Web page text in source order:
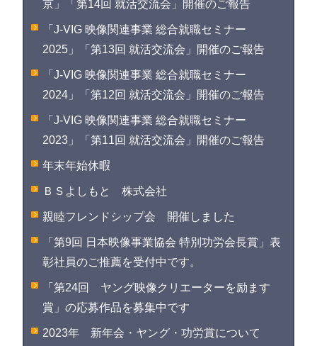
京」「第14回 就活交流会」開催のご報告
「J-VIG 映像関連事業 総合就職セミナー
2025」「第13回 就活交流会」開催のご報告
「J-VIG 映像関連事業 総合就職セミナー
2024」「第12回 就活交流会」開催のご報告
「J-VIG 映像関連事業 総合就職セミナー
2023」「第11回 就活交流会」開催のご報告
年末年始休暇
ＢＳよしもと 株式会社
親睦フレンドシップ会 開催しました
「第9回 日本映像事業協会 特別功労会長賞」表
彰社員のご推薦を受付中です。
「第24回 ヤング映像クリエーターを励ます
賞」の応募作品を募集中です
2023年 新年会・ヤング・功労賞について